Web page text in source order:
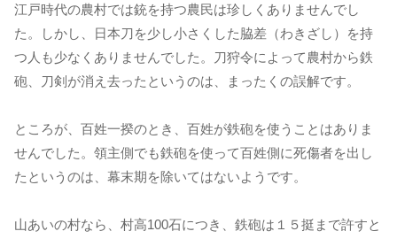
江戸時代の農村では銃を持つ農民は珍しくありませんでし
た。しかし、日本刀を少し小さくした脇差（わきざし）を持
つ人も少なくありませんでした。刀狩令によって農村から鉄
砲、刀剣が消え去ったというのは、まったくの誤解です。
ところが、百姓一揆のとき、百姓が鉄砲を使うことはありま
せんでした。領主側でも鉄砲を使って百姓側に死傷者を出し
たというのは、幕末期を除いてはないようです。
山あいの村なら、村高100石につき、鉄砲は１５挺まで許すと